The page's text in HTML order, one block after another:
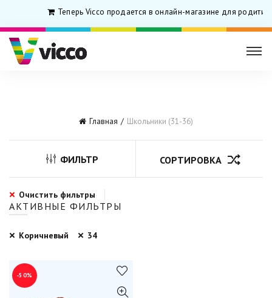
Теперь Vicco продается в онлайн-магазине для
Главная Школьники (31-36)
ФИЛЬТР СОРТИРОВКА
Очистить фильтры
АКТИВНЫЕ ФИЛЬТРЫ
Коричневый 34
-50%